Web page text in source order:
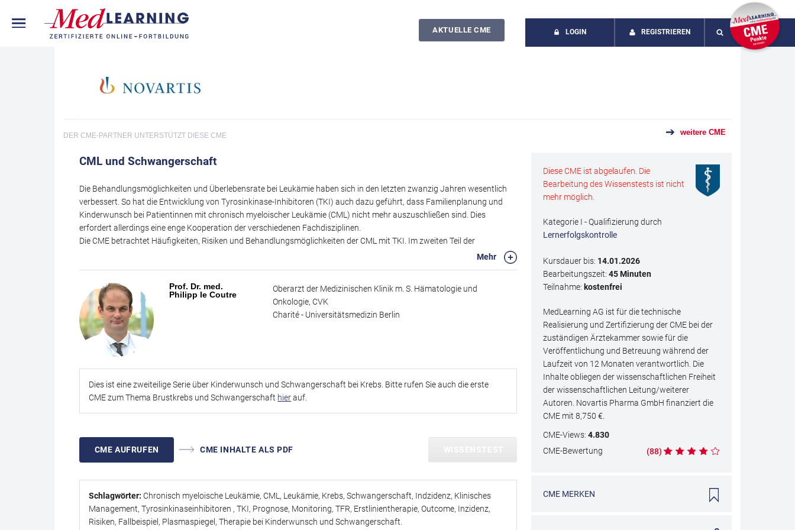
AKTUELLE CME LOGIN REGISTRIEREN SUCHE
weitere CME
DER CME-PARTNER UNTERSTÜTZT DIESE CME
CML und Schwangerschaft
Die Behandlungsmöglichkeiten und Überlebensrate bei Leukämie haben sich in den letzten zwanzig Jahren wesentlich
verbessert. So hat die Entwicklung von Tyrosinkinase-Inhibitoren (TKI) auch dazu geführt, dass Familienplanung und
Kinderwunsch bei Patientinnen mit chronisch myeloischer Leukämie (CML) nicht mehr auszuschließen sind. Dies
erfordert allerdings eine enge Kooperation der verschiedenen Fachdisziplinen.
Die CME betrachtet Häufigkeiten, Risiken und Behandlungsmöglichkeiten der CML mit TKI. Im zweiten Teil der
Mehr
Prof. Dr. med.
Philipp le Coutre
Oberarzt der Medizinischen Klinik m. S. Hämatologie und
Onkologie, CVK
Charité - Universitätsmedizin Berlin
Dies ist eine zweiteilige Serie über Kinderwunsch und Schwangerschaft bei Krebs. Bitte rufen Sie auch die erste
CME zum Thema Brustkrebs und Schwangerschaft hierauf.
CME AUFRUFEN CME INHALTE ALS PDF
Schlagwörter: Chronisch myeloische Leukämie, CML, Leukämie, Krebs, Schwangerschaft, Indzidenz, Klinisches
Management, Tyrosinkinaseinhibitoren , TKI, Prognose, Monitoring, TFR, Erstlinientherapie, Outcome, Inzidenz,
Risiken, Fallbeispiel, Plasmaspiegel, Therapie bei Kinderwunsch und Schwangerschaft.
Diese CME ist abgelaufen. Die
Bearbeitung des Wissenstests ist nicht
mehr möglich.
Kategorie I - Qualifizierung durch
Lernerfolgskontrolle
Kursdauer bis: 14.01.2026
Bearbeitungszeit: 45 Minuten
Teilnahme: kostenfrei
MedLearning AG ist für die technische
Realisierung und Zertifizierung der CME bei der
zuständigen Ärztekammer sowie für die
Veröffentlichung und Betreuung während der
Laufzeit von 12 Monaten verantwortlich. Die
Inhalte obliegen der wissenschaftlichen Freiheit
der wissenschaftlichen Leitung/weiterer
Autoren. Novartis Pharma GmbH finanziert die
CME mit 8,750 €.
CME-Views: 4.830
CME-Bewertung (88)
CME MERKEN